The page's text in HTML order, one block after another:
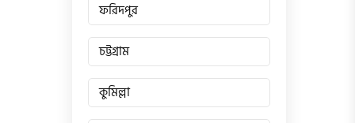
ফরিদপুর
চট্টগ্রাম
কুমিল্লা